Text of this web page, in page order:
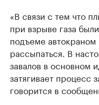
«В связи с тем что
при взрыве газа
подъеме автокраном
рассыпаться. В
завалов в основном
затягивает процесс
говорится в